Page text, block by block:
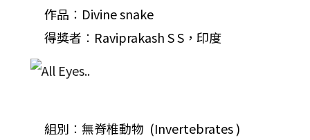
作品︰Divine snake
得獎者︰Raviprakash S S，印度
組別︰無脊椎動物 (Invertebrates )